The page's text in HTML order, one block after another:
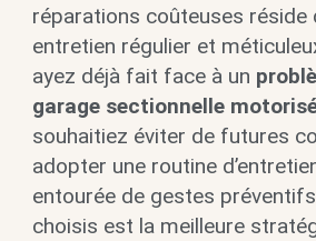
réparations coûteuses réside
entretien régulier et
ayez déjà fait face à un
garage sectionnelle
souhaitiez éviter de futures
adopter une routine
entourée de gestes
choisis est la meilleure